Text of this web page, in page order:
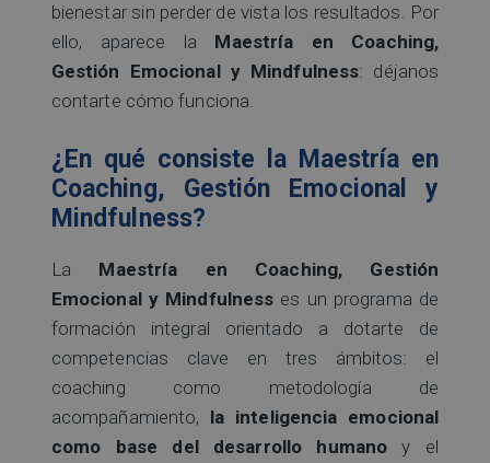
bienestar sin perder de vista los resultados. Por
ello, aparece la Maestría en Coaching,
Gestión Emocional y Mindfulness: déjanos
contarte cómo funciona.
¿En qué consiste la Maestría en
Coaching, Gestión Emocional y
Mindfulness?
La Maestría en Coaching, Gestión
Emocional y Mindfulness es un programa de
formación integral orientado a dotarte de
competencias clave en tres ámbitos: el
coaching como metodología de
acompañamiento, la inteligencia emocional
como base del desarrollo humano y el